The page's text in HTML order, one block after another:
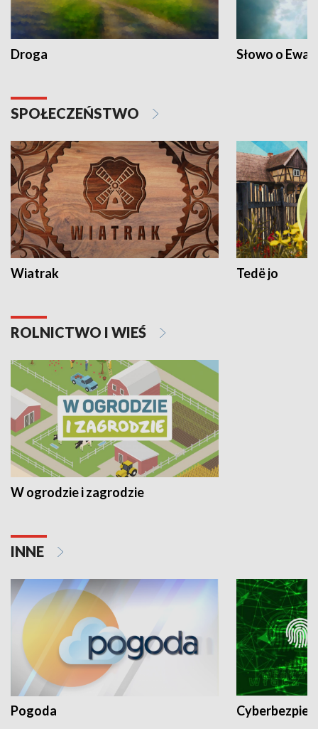
Droga Słowo o
SPOŁECZEŃSTWO
Wiatrak Tedë jo
ROLNICTWO I WIEŚ
W ogrodzie i zagrodzie
INNE
Pogoda